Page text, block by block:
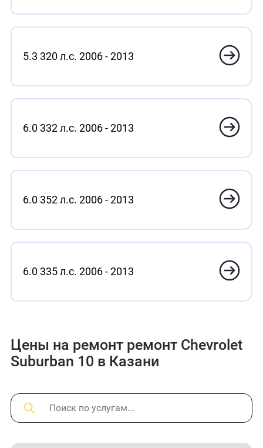
5.3 320 л.с. 2006 - 2013
6.0 332 л.с. 2006 - 2013
6.0 352 л.с. 2006 - 2013
6.0 335 л.с. 2006 - 2013
Цены на ремонт ремонт Chevrolet
Suburban 10 в Казани